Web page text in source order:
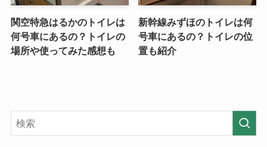
関空特急はるかのトイレは
何号車にあるの？トイレの
場所や使ってみた感想も
新幹線みずほのトイレは何
号車にあるの？トイレの位
置も紹介